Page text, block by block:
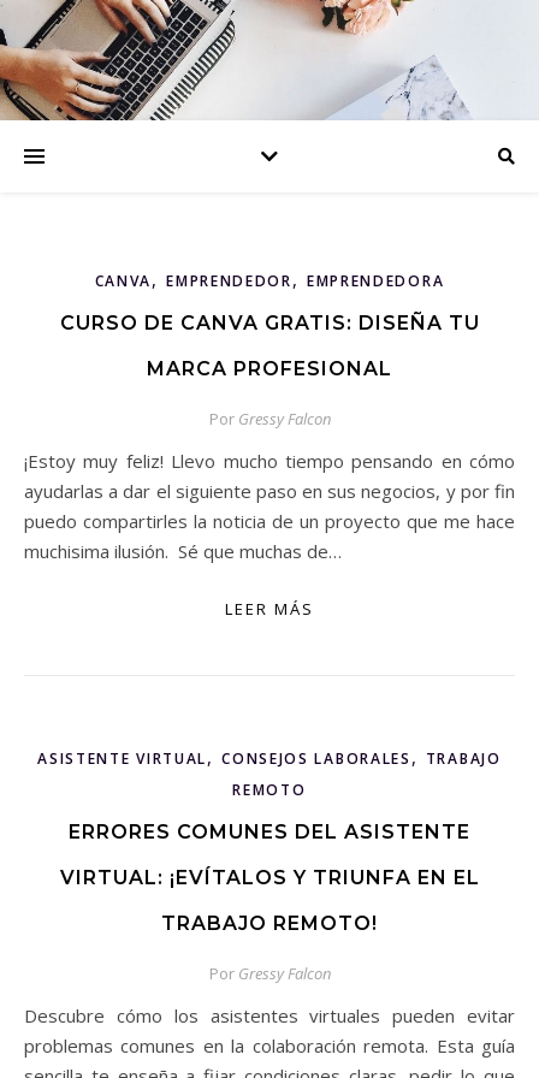
CANVA,EMPRENDEDOR, EMPRENDEDORA
CURSO DE CANVA GRATIS: DISEÑA TU
MARCA PROFESIONAL
Por Gressy Falcon
¡Estoy muy feliz! Llevo mucho tiempo pensando en cómo
ayudarlas a dar el siguiente paso en sus negocios, y por fin
puedo compartirles la noticia de un proyecto que me hace
muchisima ilusión. Sé que muchas de…
LEER MÁS
ASISTENTE VIRTUAL,CONSEJOS LABORALES , TRABAJO
REMOTO
ERRORES COMUNES DEL ASISTENTE
VIRTUAL: ¡EVÍTALOS Y TRIUNFA EN EL
TRABAJO REMOTO!
Por Gressy Falcon
Descubre cómo los asistentes virtuales pueden evitar
problemas comunes en la colaboración remota. Esta guía